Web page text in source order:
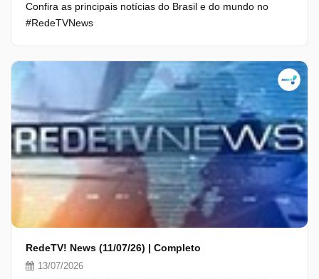
Confira as principais notícias do Brasil e do mundo no
#RedeTVNews
RedeTV! News (11/07/26) | Completo
13/07/2026